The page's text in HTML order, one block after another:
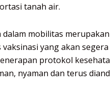
tanah air.
dalam mobilitas
yang akan
protokol
nyaman dan terus